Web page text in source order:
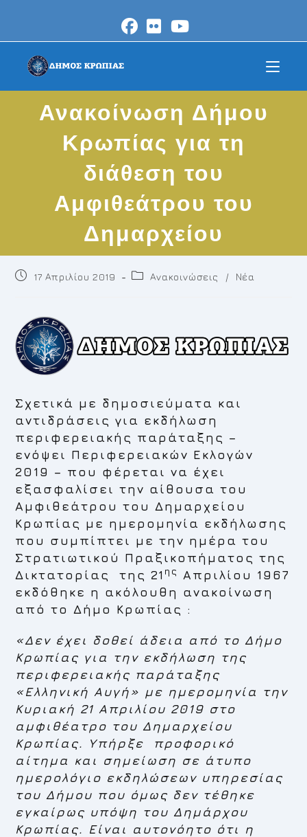
content
Ανακοίνωση Δήμου
Κρωπίας για τη
διάθεση του
Αμφιθεάτρου του
Δημαρχείου
Post17 Απριλίου 2019
PostΑνακοινώσεις / Νέα
Σχετικά με δημοσιεύματα και
αντιδράσεις για εκδήλωση
περιφερειακής παράταξης –
ενόψει Περιφερειακών Εκλογών
2019 – που φέρεται να έχει
εξασφαλίσει την αίθουσα του
Αμφιθεάτρου του Δημαρχείου
Κρωπίας με ημερομηνία εκδήλωσης
που συμπίπτει με την ημέρα του
Στρατιωτικού Πραξικοπήματος της
Δικτατορίας της 21 ης
Απριλίου 1967
εκδόθηκε η ακόλουθη ανακοίνωση
από το Δήμο Κρωπίας :
«Δεν έχει δοθεί άδεια από το Δήμο
Κρωπίας για την εκδήλωση της
περιφερειακής παράταξης
«Ελληνική Αυγή» με ημερομηνία την
Κυριακή 21 Απριλίου 2019 στο
αμφιθέατρο του Δημαρχείου
Κρωπίας. Υπήρξε προφορικό
αίτημα και σημείωση σε άτυπο
ημερολόγιο εκδηλώσεων υπηρεσίας
του Δήμου που όμως δεν τέθηκε
εγκαίρως υπόψη του Δημάρχου
Κρωπίας. Είναι αυτονόητο ότι η